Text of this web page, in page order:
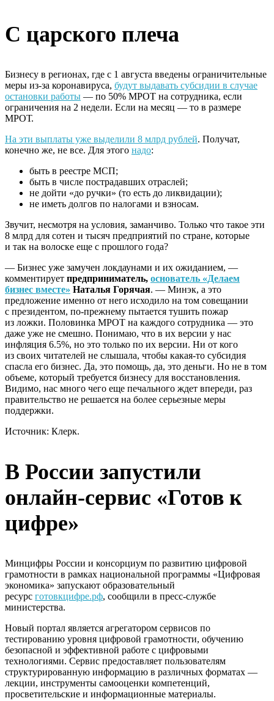
С царского плеча
Бизнесу в регионах, где с 1 августа введены ограничительные
меры из-за коронавируса, будут выдавать субсидии в случае
остановки работы — по 50% МРОТ на сотрудника, если
ограничения на 2 недели. Если на месяц — то в размере
МРОТ.
На эти выплаты уже выделили 8 млрд рублей. Получат,
конечно же, не все. Для этого надо:
быть в реестре МСП;
быть в числе пострадавших отраслей;
не дойти «до ручки» (то есть до ликвидации);
не иметь долгов по налогами и взносам.
Звучит, несмотря на условия, заманчиво. Только что такое эти
8 млрд для сотен и тысяч предприятий по стране, которые
и так на волоске еще с прошлого года?
— Бизнес уже замучен локдаунами и их ожиданием, —
комментирует предприниматель, основатель «Делаем
бизнес вместе» Наталья Горячая. — Минэк, а это
предложение именно от него исходило на том совещании
с президентом, по-прежнему пытается тушить пожар
из ложки. Половинка МРОТ на каждого сотрудника — это
даже уже не смешно. Понимаю, что в их версии у нас
инфляция 6.5%, но это только по их версии. Ни от кого
из своих читателей не слышала, чтобы какая-то субсидия
спасла его бизнес. Да, это помощь, да, это деньги. Но не в том
объеме, который требуется бизнесу для восстановления.
Видимо, нас много чего еще печального ждет впереди, раз
правительство не решается на более серьезные меры
поддержки.
Источник: Клерк.
В России запустили
онлайн-сервис «Готов к
цифре»
Минцифры России и консорциум по развитию цифровой
грамотности в рамках национальной программы «Цифровая
экономика» запускают образовательный
ресурс готовкцифре.рф, сообщили в пресс-службе
министерства.
Новый портал является агрегатором сервисов по
тестированию уровня цифровой грамотности, обучению
безопасной и эффективной работе с цифровыми
технологиями. Сервис предоставляет пользователям
структурированную информацию в различных форматах —
лекции, инструменты самооценки компетенций,
просветительские и информационные материалы.